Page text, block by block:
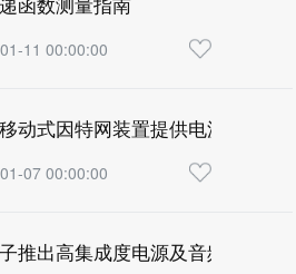
11 00:00:00
动式因特网装置提供电源管理IC
07 00:00:00
推出高集成度电源及音频管理单